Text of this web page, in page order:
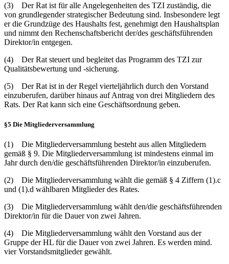
(3) Der Rat ist für alle Angelegenheiten des TZI zuständig, die
von grundlegender strategischer Bedeutung sind. Insbesondere legt
er die Grundzüge des Haushalts fest, genehmigt den Haushaltsplan
und nimmt den Rechenschaftsbericht der/des geschäftsführenden
Direktor/in entgegen.
(4) Der Rat steuert und begleitet das Programm des TZI zur
Qualitätsbewertung und -sicherung.
(5) Der Rat ist in der Regel vierteljährlich durch den Vorstand
einzuberufen, darüber hinaus auf Antrag von drei Mitgliedern des
Rats. Der Rat kann sich eine Geschäftsordnung geben.
§5 Die Mitgliederversammlung
(1) Die Mitgliederversammlung besteht aus allen Mitgliedern
gemäß § 9. Die Mitgliederversammlung ist mindestens einmal im
Jahr durch den/die geschäftsführenden Direktor/in einzuberufen.
(2) Die Mitgliederversammlung wählt die gemäß § 4 Ziffern (1).c
und (1).d wählbaren Mitglieder des Rates.
(3) Die Mitgliederversammlung wählt den/die geschäftsführenden
Direktor/in für die Dauer von zwei Jahren.
(4) Die Mitgliederversammlung wählt den Vorstand aus der
Gruppe der HL für die Dauer von zwei Jahren. Es werden mind.
vier Vorstandsmitglieder gewählt.